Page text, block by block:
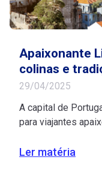
Apaixonante
colinas e
29/04/2025
A capital de
para viajantes
extensas, repletas
Ler matéria